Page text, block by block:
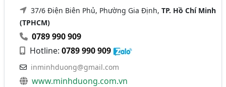
37/6 Điện Biên Phủ, Phường Gia Định,TP. Hồ Chí Minh
(TPHCM)
0789 990 909
Hotline:0789 990 909
inminhduong@gmail.com
www.minhduong.com.vn